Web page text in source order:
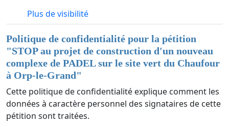
Plus de visibilité
Politique de confidentialité pour la pétition
"STOP au projet de construction d'un nouveau
complexe de PADEL sur le site vert du Chaufour
à Orp-le-Grand"
Cette politique de confidentialité explique comment les
données à caractère personnel des signataires de cette
pétition sont traitées.